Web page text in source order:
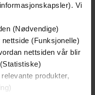
Vi
(Nødvendige)
(Funksjonelle)
nettsiden vår blir
produkter,